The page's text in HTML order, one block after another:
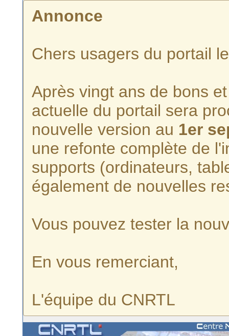
Annonce
Chers usagers du portail
Après vingt ans de bons
actuelle du portail sera
nouvelle version au 1er
une refonte complète de
supports (ordinateurs,
également de nouvelles
Vous pouvez tester la
En vous remerciant,
L'équipe du CNRTL